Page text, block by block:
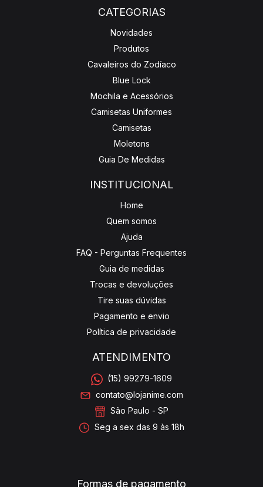
CATEGORIAS
Novidades
Produtos
Cavaleiros do Zodíaco
Blue Lock
Mochila e Acessórios
Camisetas Uniformes
Camisetas
Moletons
Guia De Medidas
INSTITUCIONAL
Home
Quem somos
Ajuda
FAQ - Perguntas Frequentes
Guia de medidas
Trocas e devoluções
Tire suas dúvidas
Pagamento e envio
Política de privacidade
ATENDIMENTO
(15) 99279-1609
contato@lojanime.com
São Paulo - SP
Seg a sex das 9 às 18h
Formas de pagamento